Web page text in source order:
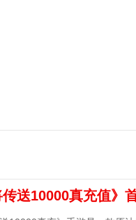
传送10000真充值》